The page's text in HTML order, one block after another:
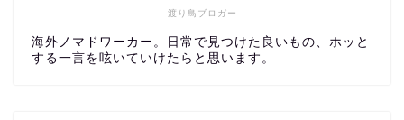
渡り鳥ブロガー
海外ノマドワーカー。日常で見つけた良いもの、ホッと
する一言を呟いていけたらと思います。